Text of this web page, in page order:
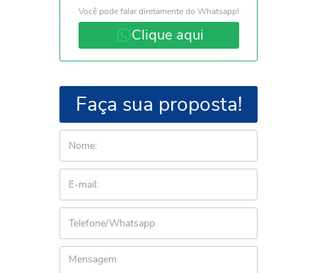
Você pode falar diretamente do Whatsapp!
Clique aqui
Faça sua proposta!